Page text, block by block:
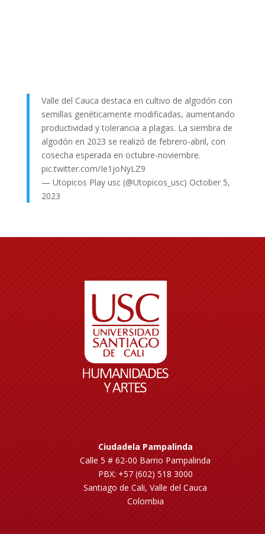
Valle del Cauca destaca en cultivo de algodón con
semillas genéticamente modificadas, aumentando
productividad y tolerancia a plagas. La siembra de
algodón en 2023 se realizó de febrero-abril, con
cosecha esperada en octubre-noviembre.
pic.twitter.com/Ie1joNyLZ9
— Utopicos Play usc (@Utopicos_usc) October 5,
2023
Ciudadela Pampalinda
Calle 5 # 62-00 Barrio Pampalinda
PBX: +57 (602) 518 3000
Santiago de Cali, Valle del Cauca
Colombia